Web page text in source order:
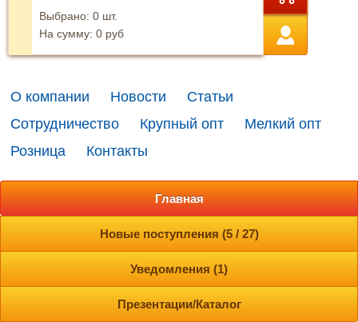
Выбрано: 0 шт.
На сумму: 0 руб
О компании Новости
Статьи
Сотрудничество
Крупный опт
Мелкий опт
Розница
Контакты
Главная
Новые поступления (5 / 27)
Уведомления (1)
Презентации/Каталог